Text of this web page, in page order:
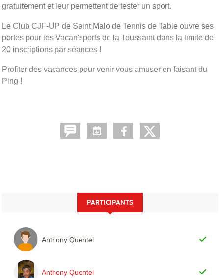
gratuitement et leur permettent de tester un sport.
Le Club CJF-UP de Saint Malo de Tennis de Table ouvre ses
portes pour les Vacan'sports de la Toussaint dans la limite de
20 inscriptions par séances !
Profiter des vacances pour venir vous amuser en faisant du
Ping !
PARTICIPANTS
Anthony Quentel
Anthony Quentel